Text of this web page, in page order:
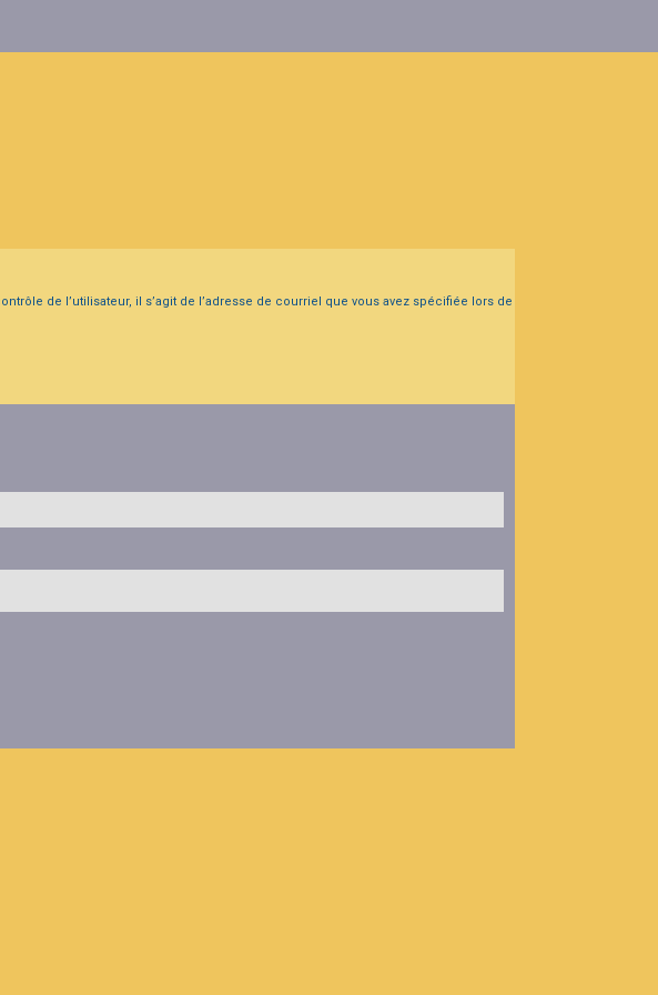
de l’utilisateur, il s’agit de l’adresse de courriel que vous avez spécifiée lors de